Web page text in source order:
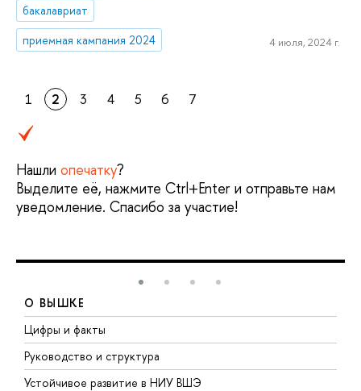
бакалавриат
приемная кампания 2024
4 июля, 2024 г.
1 2 3 4 5 6 7
Нашли опечатку?
Выделите её, нажмите Ctrl+Enter и отправьте нам
уведомление. Спасибо за участие!
О ВЫШКЕ
Цифры и факты
Руководство и структура
Устойчивое развитие в НИУ ВШЭ